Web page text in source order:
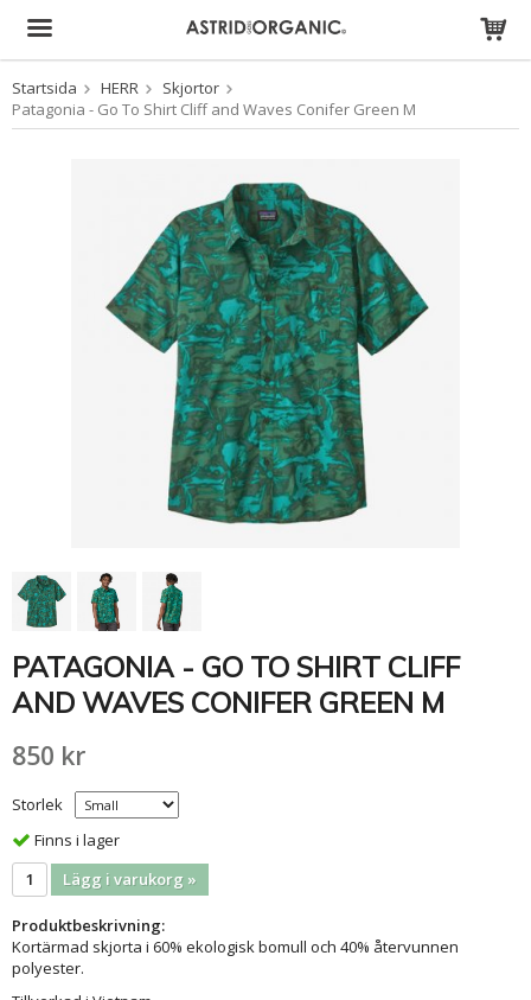
Produkten har blivit tillagd i varukorgen
Startsida HERR
Skjortor
Patagonia - Go To Shirt Cliff and Waves Conifer Green M
PATAGONIA - GO TO SHIRT CLIFF
AND WAVES CONIFER GREEN M
850 kr
Storlek
Finns i lager
Lägg i varukorg »
Produktbeskrivning:
Kortärmad skjorta i 60% ekologisk bomull och 40% återvunnen
polyester.